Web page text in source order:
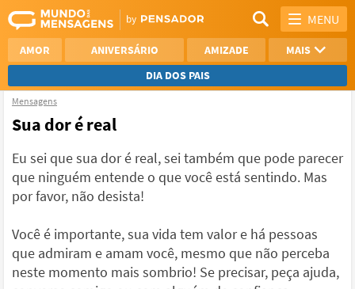
MENU
AMOR ANIVERSÁRIO AMIZADE
MAIS
DIA DOS PAIS
REFLEXÃO
NAMORO
VER TODAS
Mensagens
Sua dor é real
Eu sei que sua dor é real, sei também que pode parecer
que ninguém entende o que você está sentindo. Mas
por favor, não desista!
Você é importante, sua vida tem valor e há pessoas
que admiram e amam você, mesmo que não perceba
neste momento mais sombrio! Se precisar, peça ajuda,